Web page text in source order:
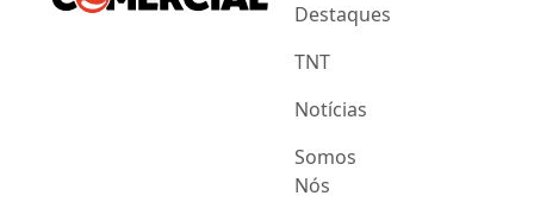
Destaques
TNT
Notícias
Somos
Nós